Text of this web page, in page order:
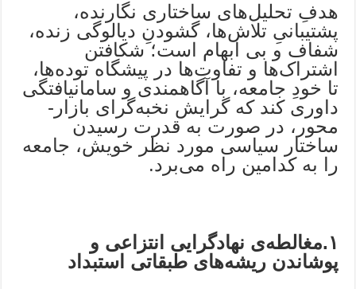
هدفِ تحلیل‌های ساختاری نگارنده،
پشتیبانیِ تلاش‌ها، گشودنِ دیالوگی زنده،
شفاف و بی‌ ابهام است؛ شکافتن
اشتراک‌ها و تفاوت‌ها در پیشگاه توده‌ها،
تا خودِ جامعه، با آگاهمندی و سامانیافتگی
داوری کند که گرایش نخبه‌گرای بازار-
محور، در صورت به قدرت رسیدن
ساختار سیاسی مورد نظر خویش، جامعه
را به کدامین راه می‌برد.
۱.مغالطه‌ی
نهادگرایی انتزاعی و
پوشاندن ریشه‌های طبقاتی استبداد